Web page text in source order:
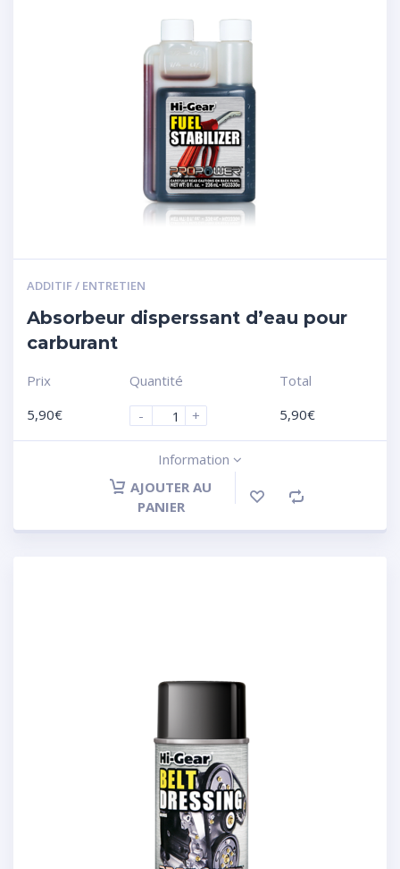
ADDITIF / ENTRETIEN
Absorbeur disperssant d’eau pour
carburant
Prix
5,90€
Quantité
-
+
Total
5,90€
Information
AJOUTER AU
PANIER